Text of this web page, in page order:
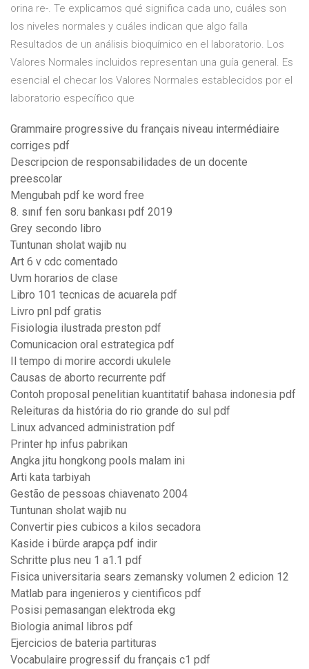
orina re-. Te explicamos qué significa cada uno, cuáles son
los niveles normales y cuáles indican que algo falla
Resultados de un análisis bioquímico en el laboratorio. Los
Valores Normales incluidos representan una guía general. Es
esencial el checar los Valores Normales establecidos por el
laboratorio específico que
Grammaire progressive du français niveau intermédiaire
corriges pdf
Descripcion de responsabilidades de un docente
preescolar
Mengubah pdf ke word free
8. sınıf fen soru bankası pdf 2019
Grey secondo libro
Tuntunan sholat wajib nu
Art 6 v cdc comentado
Uvm horarios de clase
Libro 101 tecnicas de acuarela pdf
Livro pnl pdf gratis
Fisiologia ilustrada preston pdf
Comunicacion oral estrategica pdf
Il tempo di morire accordi ukulele
Causas de aborto recurrente pdf
Contoh proposal penelitian kuantitatif bahasa indonesia pdf
Releituras da história do rio grande do sul pdf
Linux advanced administration pdf
Printer hp infus pabrikan
Angka jitu hongkong pools malam ini
Arti kata tarbiyah
Gestão de pessoas chiavenato 2004
Tuntunan sholat wajib nu
Convertir pies cubicos a kilos secadora
Kaside i bürde arapça pdf indir
Schritte plus neu 1 a1.1 pdf
Fisica universitaria sears zemansky volumen 2 edicion 12
Matlab para ingenieros y cientificos pdf
Posisi pemasangan elektroda ekg
Biologia animal libros pdf
Ejercicios de bateria partituras
Vocabulaire progressif du français c1 pdf